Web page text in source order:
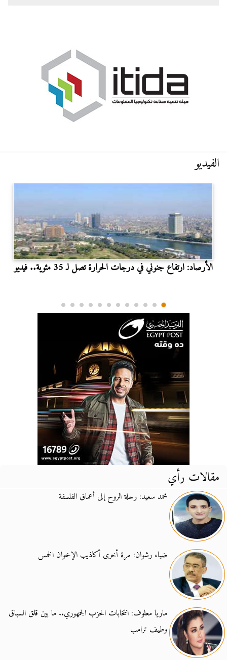
الفيديو
الأرصاد: ارتفاع جنوني في درجات الحرارة تصل لـ 35 مئوية.. فيديو
مقالات رأي
محمد سعيد: رحلة الروح إلى أعماق الفلسفة
ضياء رشوان: مرة أخرى أكاذيب الإخوان الخمس
ماريا معلوف: انتخابات الحزب الجمهوري.. ما بين قلق السباق
وطيف ترامب